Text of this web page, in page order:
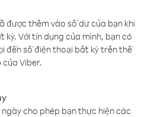
được thêm vào số dư của bạn khi
kỳ. Với tín dụng của mình, bạn có
đến số điện thoại bất kỳ trên thế
Viber.
cho phép bạn thực hiện các